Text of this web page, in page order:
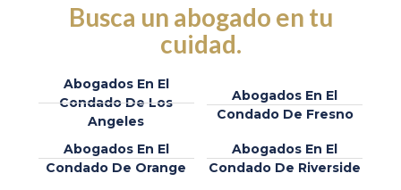
Busca un abogado en tu
cuidad.
Abogados En El
Condado De Los
Angeles
Abogados En El
Condado De Fresno
Abogados En El
Condado De Orange
Abogados En El
Condado De Riverside